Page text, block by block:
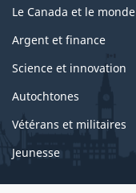
Le Canada et le monde
Argent et finance
Science et innovation
Autochtones
Vétérans et militaires
Jeunesse